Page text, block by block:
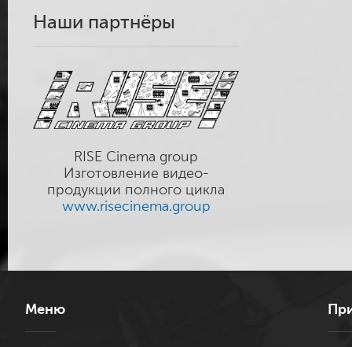
Наши партнёры
RISE Cinema group
Изготовление видео-
продукции полного цикла
www.risecinema.group
Меню